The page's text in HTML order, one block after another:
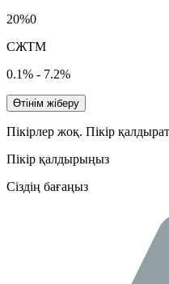
20%0
СЖТМ
0.1% - 7.2%
Өтінім жіберу
Пікірлер жоқ. Пікір
Пікір қалдырыңыз
Сіздің бағаңыз